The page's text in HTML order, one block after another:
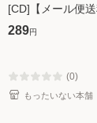
[CD]【メール便送
料】
289円
(0)
もったいない本舗